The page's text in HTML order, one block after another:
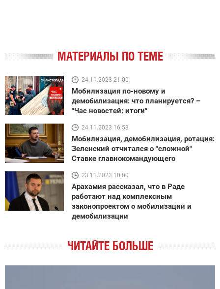
МАТЕРИАЛЫ ПО ТЕМЕ
24.11.2023 21:00
Мобилизация по-новому и
демобилизация: что планируется? –
"Час новостей: итоги"
24.11.2023 16:53
Мобилизация, демобилизация, ротация:
Зеленский отчитался о "сложной"
Ставке главнокомандующего
23.11.2023 10:00
Арахамия рассказал, что в Раде
работают над комплексным
законопроектом о мобилизации и
демобилизации
ЧИТАЙТЕ БОЛЬШЕ